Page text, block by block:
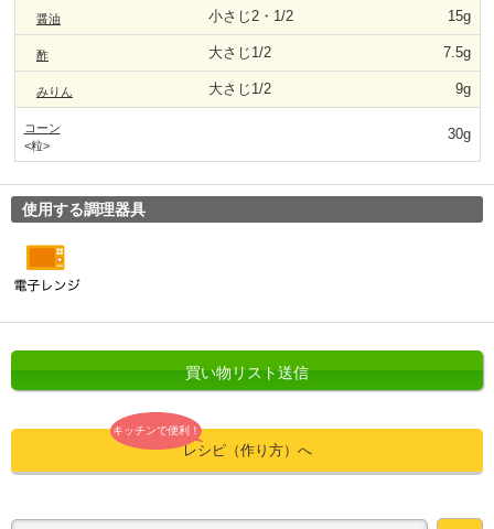
醤油 小さじ2・1/2 15g
酢 大さじ1/2 7.5g
みりん 大さじ1/2 9g
コーン
<粒>
30g
使用する調理器具
買い物リスト送信
キッチンで便利！
レシピ（作り方）へ